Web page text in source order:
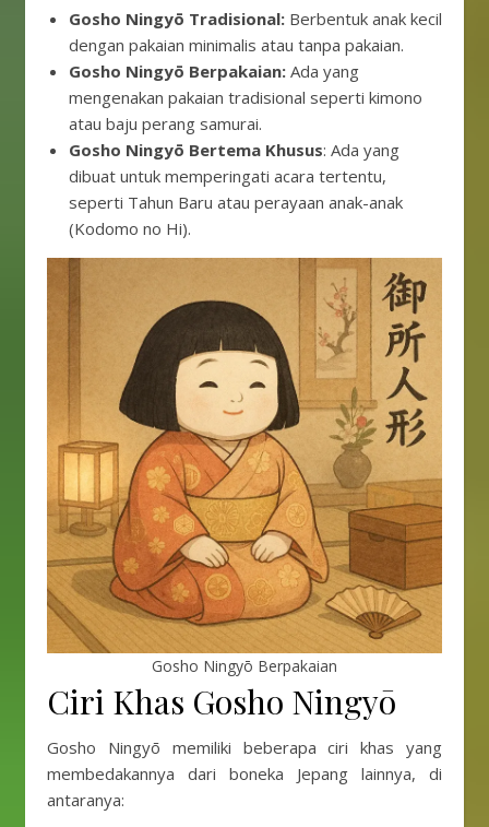
Gosho Ningyō Tradisional: Berbentuk anak kecil
dengan pakaian minimalis atau tanpa pakaian.
Gosho Ningyō Berpakaian: Ada yang
mengenakan pakaian tradisional seperti kimono
atau baju perang samurai.
Gosho Ningyō Bertema Khusus: Ada yang
dibuat untuk memperingati acara tertentu,
seperti Tahun Baru atau perayaan anak-anak
(Kodomo no Hi).
Gosho Ningyō Berpakaian
Ciri Khas Gosho Ningyō
Gosho Ningyō memiliki beberapa ciri khas yang
membedakannya dari boneka Jepang lainnya, di
antaranya: